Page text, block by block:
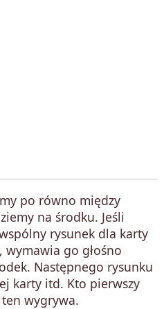
po równo między
na środku. Jeśli
rysunek dla karty
go głośno
Następnego rysunku
karty itd. Kto pierwszy
wygrywa.